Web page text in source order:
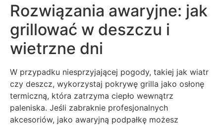
Rozwiązania awaryjne: jak
grillować w deszczu i
wietrzne dni
W przypadku niesprzyjającej pogody, takiej jak wiatr
czy deszcz, wykorzystaj pokrywę grilla jako osłonę
termiczną, która zatrzyma ciepło wewnątrz
paleniska. Jeśli zabraknie profesjonalnych
akcesoriów, jako awaryjną podpałkę możesz